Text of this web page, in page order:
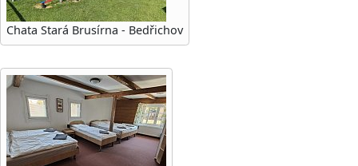
Chata Stará Brusírna - Bedřichov